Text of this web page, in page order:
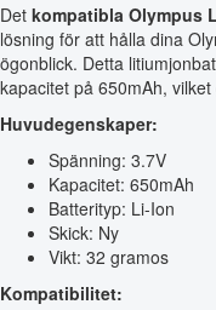
Det kompatibla Olympus
lösning för att hålla dina
ögonblick. Detta
kapacitet på 650mAh,
Huvudegenskaper:
Spänning: 3.7V
Kapacitet: 650mAh
Batterityp: Li-Ion
Skick: Ny
Vikt: 32 gramos
Kompatibilitet: